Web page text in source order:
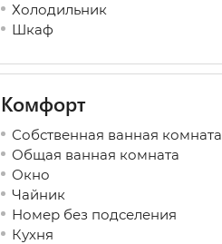
Холодильник
Шкаф
Комфорт
Собственная ванная комната
Общая ванная комната
Окно
Чайник
Номер без подселения
Кухня